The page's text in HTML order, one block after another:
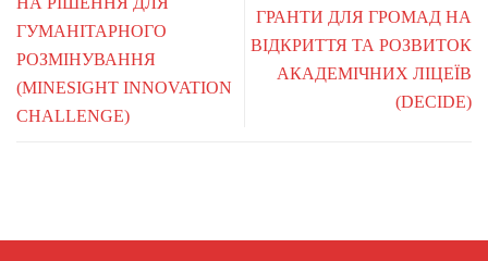
ГУМАНІТАРНОГО
РОЗМІНУВАННЯ
(MINESIGHT INNOVATION
CHALLENGE)
ГРАНТИ ДЛЯ ГРОМАД НА
ВІДКРИТТЯ ТА РОЗВИТОК
АКАДЕМІЧНИХ ЛІЦЕЇВ
(DECIDE)